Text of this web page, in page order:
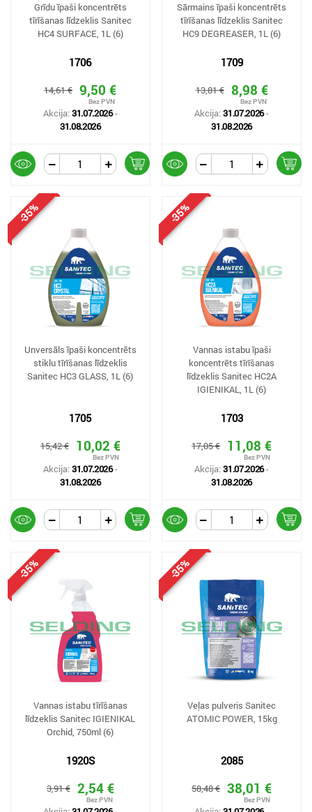
Grīdu īpaši koncentrēts
tīrīšanas līdzeklis Sanitec
HC4 SURFACE, 1L (6)
1706
14,61 € 9,50 €
Akcija:31.07.2026-
31.08.2026
Sārmains īpaši koncentrēts
tīrīšanas līdzeklis Sanitec
HC9 DEGREASER, 1L (6)
1709
13,81 € 8,98 €
Akcija:31.07.2026-
31.08.2026
-35%
Unversāls īpaši koncentrēts
stiklu tīrīšanas līdzeklis
Sanitec HC3 GLASS, 1L (6)
1705
15,42 € 10,02 €
Akcija:31.07.2026-
31.08.2026
-35%
Vannas istabu īpaši
koncentrēts tīrīšanas
līdzeklis Sanitec HC2A
IGIENIKAL, 1L (6)
1703
17,05 € 11,08 €
Akcija:31.07.2026-
31.08.2026
-35%
Vannas istabu tīrīšanas
līdzeklis Sanitec IGIENIKAL
Orchid, 750ml (6)
1920S
3,91 € 2,54 €
-35%
Veļas pulveris Sanitec
ATOMIC POWER, 15kg
2085
58,48 € 38,01 €